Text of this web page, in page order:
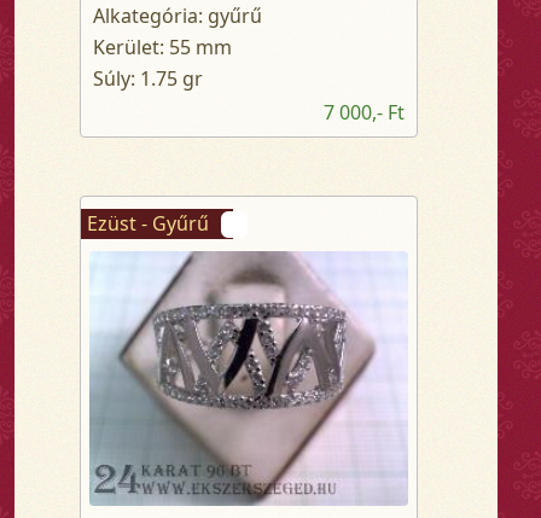
Alkategória: gyűrű
Kerület: 55 mm
Súly: 1.75 gr
7 000,- Ft
Ezüst - Gyűrű